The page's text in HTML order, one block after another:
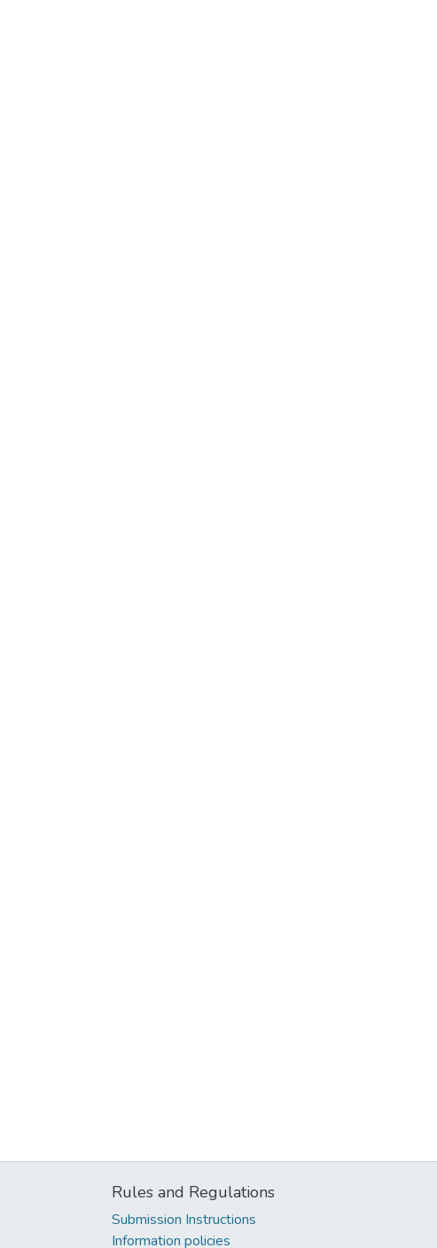
Rules and Regulations
Submission Instructions
Information policies